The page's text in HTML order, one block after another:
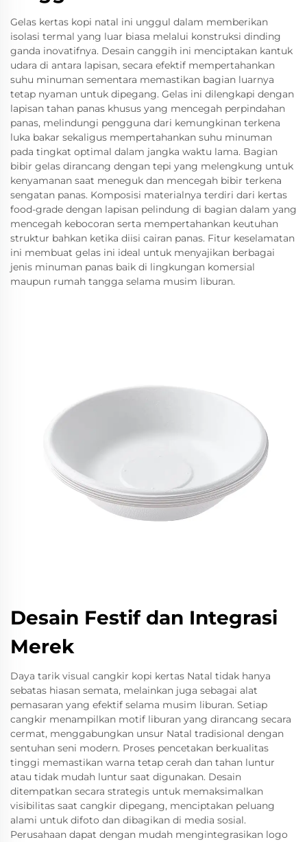
Gelas kertas kopi natal ini unggul dalam memberikan
isolasi termal yang luar biasa melalui konstruksi dinding
ganda inovatifnya. Desain canggih ini menciptakan kantuk
udara di antara lapisan, secara efektif mempertahankan
suhu minuman sementara memastikan bagian luarnya
tetap nyaman untuk dipegang. Gelas ini dilengkapi dengan
lapisan tahan panas khusus yang mencegah perpindahan
panas, melindungi pengguna dari kemungkinan terkena
luka bakar sekaligus mempertahankan suhu minuman
pada tingkat optimal dalam jangka waktu lama. Bagian
bibir gelas dirancang dengan tepi yang melengkung untuk
kenyamanan saat meneguk dan mencegah bibir terkena
sengatan panas. Komposisi materialnya terdiri dari kertas
food-grade dengan lapisan pelindung di bagian dalam yang
mencegah kebocoran serta mempertahankan keutuhan
struktur bahkan ketika diisi cairan panas. Fitur keselamatan
ini membuat gelas ini ideal untuk menyajikan berbagai
jenis minuman panas baik di lingkungan komersial
maupun rumah tangga selama musim liburan.
Desain Festif dan Integrasi
Merek
Daya tarik visual cangkir kopi kertas Natal tidak hanya
sebatas hiasan semata, melainkan juga sebagai alat
pemasaran yang efektif selama musim liburan. Setiap
cangkir menampilkan motif liburan yang dirancang secara
cermat, menggabungkan unsur Natal tradisional dengan
sentuhan seni modern. Proses pencetakan berkualitas
tinggi memastikan warna tetap cerah dan tahan luntur
atau tidak mudah luntur saat digunakan. Desain
ditempatkan secara strategis untuk memaksimalkan
visibilitas saat cangkir dipegang, menciptakan peluang
alami untuk difoto dan dibagikan di media sosial.
Perusahaan dapat dengan mudah mengintegrasikan logo